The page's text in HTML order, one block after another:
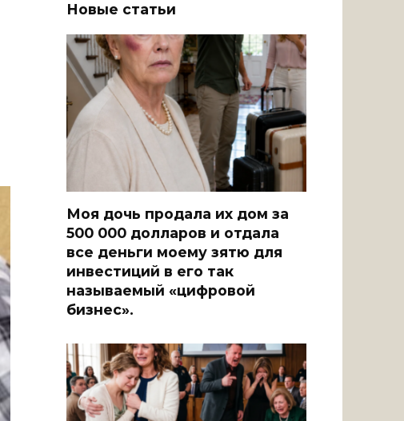
Новые статьи
Моя дочь продала их дом за
500 000 долларов и отдала
все деньги моему зятю для
инвестиций в его так
называемый «цифровой
бизнес».